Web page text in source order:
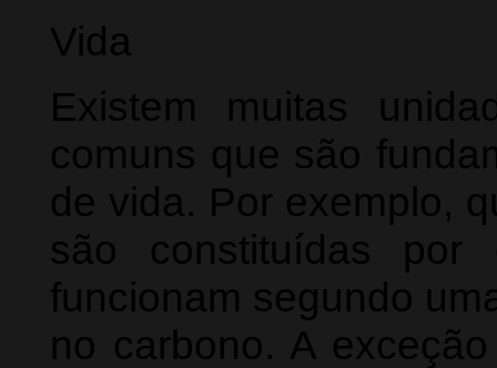
Vida
Existem muitas
comuns que são
de vida. Por exemplo,
são constituídas
funcionam segundo
no carbono. A